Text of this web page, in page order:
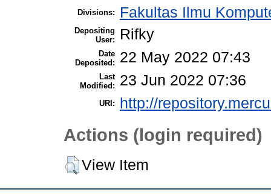
Divisions: Fakultas Ilmu
Depositing
User:
Rifky
Date
Deposited:
22 May 2022 07:43
Last
Modified:
23 Jun 2022 07:36
URI: http://
Actions (login required)
View Item